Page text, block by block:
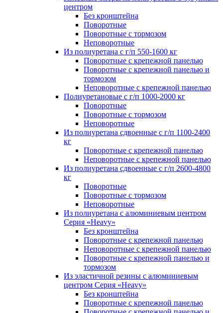
центром
Без кронштейна
Поворотные
Поворотные с тормозом
Неповоротные
Из полиуретана с г/п 550-1600 кг
Поворотные с крепежной панелью
Поворотные с крепежной панелью и
тормозом
Неповоротные с крепежной панелью
Полиуретановые с г/п 1000-2000 кг
Поворотные
Поворотные с тормозом
Неповоротные
Из полиуретана сдвоенные с г/п 1100-2400
кг
Поворотные с крепежной панелью
Неповоротные с крепежной панелью
Из полиуретана сдвоенные с г/п 2600-4800
кг
Поворотные
Поворотные с тормозом
Неповоротные
Из полиуретана с алюминиевым центром
Серия «Heavy»
Без кронштейна
Поворотные с крепежной панелью
Неповоротные с крепежной панелью
Поворотные с крепежной панелью и
тормозом
Из эластичной резины с алюминиевым
центром Серия «Heavy»
Без кронштейна
Поворотные с крепежной панелью